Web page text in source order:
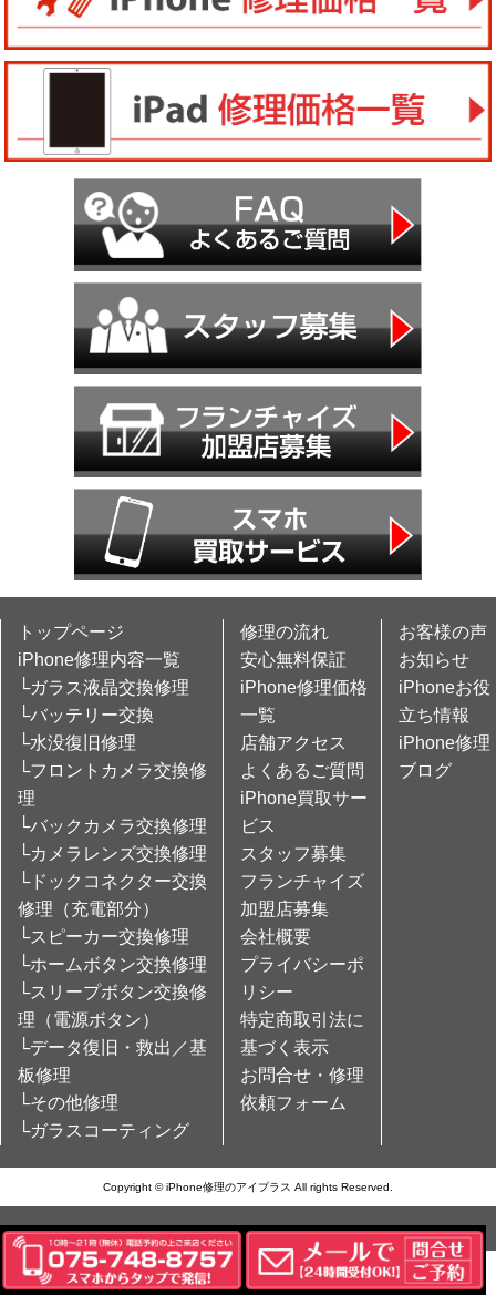
トップページ
iPhone修理内容一覧
└ガラス液晶交換修理
└バッテリー交換
└水没復旧修理
└フロントカメラ交換修
理
└バックカメラ交換修理
└カメラレンズ交換修理
└ドックコネクター交換
修理（充電部分）
└スピーカー交換修理
└ホームボタン交換修理
└スリープボタン交換修
理（電源ボタン）
└データ復旧・救出／基
板修理
└その他修理
└ガラスコーティング
修理の流れ
安心無料保証
iPhone修理価格
一覧
店舗アクセス
よくあるご質問
iPhone買取サー
ビス
スタッフ募集
フランチャイズ
加盟店募集
会社概要
プライバシーポ
リシー
特定商取引法に
基づく表示
お問合せ・修理
依頼フォーム
お客様の声
お知らせ
iPhoneお役
立ち情報
iPhone修理
ブログ
Copyright © iPhone修理のアイプラス All rights Reserved.